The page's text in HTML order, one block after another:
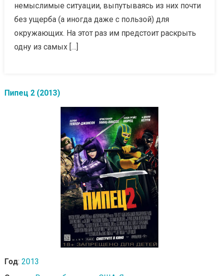
немыслимые ситуации, выпутываясь из них почти
без ущерба (а иногда даже с пользой) для
окружающих. На этот раз им предстоит раскрыть
одну из самых […]
Пипец 2 (2013)
Год: 2013